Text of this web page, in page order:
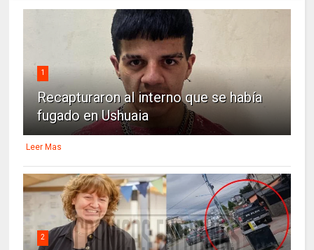
1
Recapturaron al interno que se había
fugado en Ushuaia
Leer Mas
2